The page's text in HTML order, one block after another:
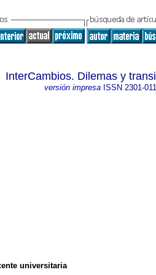
InterCambios. Dilemas y
versión impresa ISSN 2301-
universitaria